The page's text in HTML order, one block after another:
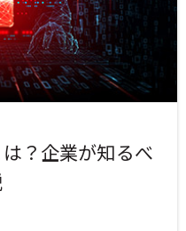
？企業が知るべ